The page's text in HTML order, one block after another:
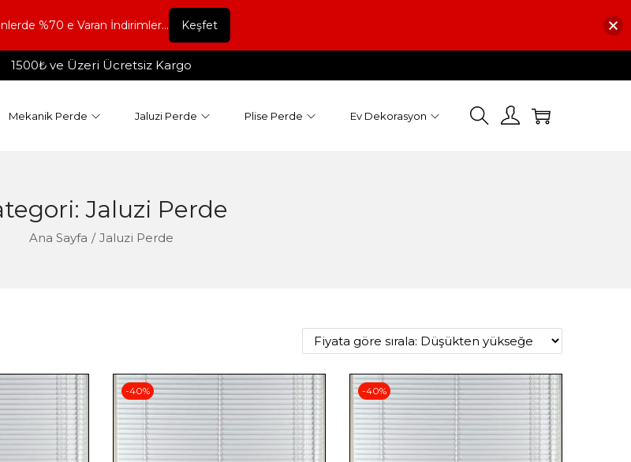
1500₺ ve Üzeri Ücretsiz Kargo
Mekanik Perde Jaluzi Perde Plise Perde Ev Dekorasyon
Jaluzi Perde
Ana Sayfa / Jaluzi Perde
-40% -40%
%70 e Varan İndirimler... Keşfet